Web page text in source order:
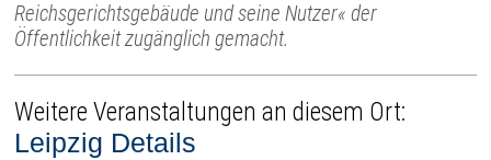
Reichsgerichtsgebäude und seine Nutzer« der
Öffentlichkeit zugänglich gemacht.
Weitere Veranstaltungen an diesem Ort:
Leipzig Details